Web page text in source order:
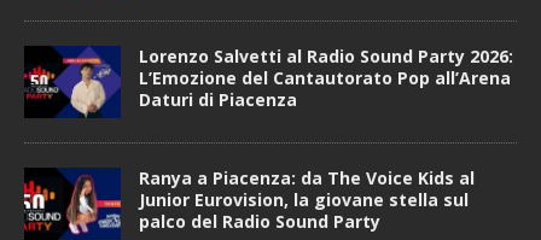
Lorenzo Salvetti al Radio Sound Party 2026:
L’Emozione del Cantautorato Pop all’Arena
Daturi di Piacenza
Ranya a Piacenza: da The Voice Kids al
Junior Eurovision, la giovane stella sul
palco del Radio Sound Party